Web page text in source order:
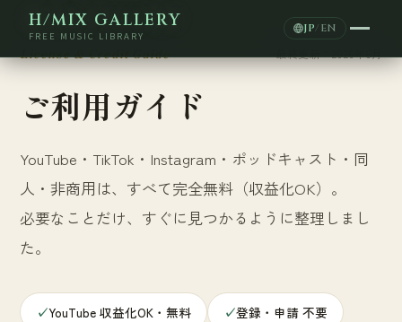
H/MIX GALLERY
FREE MUSIC LIBRARY
JP/ EN
License & Credit Guide
ご利用ガイド
YouTube・TikTok・Instagram・ポッドキャスト・同
人・非商用は、すべて完全無料（収益化OK）。
必要なことだけ、すぐに見つかるように整理しまし
た。
✓YouTube 収益化OK・無料 ✓登録・申請 不要